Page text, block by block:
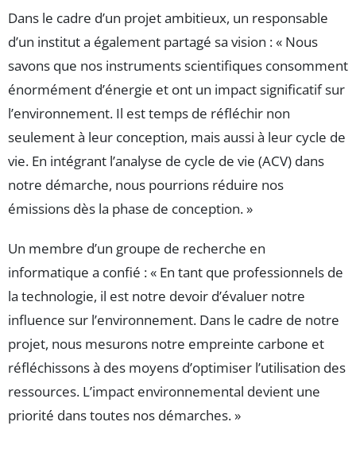
Dans le cadre d’un projet ambitieux, un responsable
d’un institut a également partagé sa vision : « Nous
savons que nos instruments scientifiques consomment
énormément d’énergie et ont un impact significatif sur
l’environnement. Il est temps de réfléchir non
seulement à leur conception, mais aussi à leur cycle de
vie. En intégrant l’analyse de cycle de vie (ACV) dans
notre démarche, nous pourrions réduire nos
émissions dès la phase de conception. »
Un membre d’un groupe de recherche en
informatique a confié : « En tant que professionnels de
la technologie, il est notre devoir d’évaluer notre
influence sur l’environnement. Dans le cadre de notre
projet, nous mesurons notre empreinte carbone et
réfléchissons à des moyens d’optimiser l’utilisation des
ressources. L’impact environnemental devient une
priorité dans toutes nos démarches. »